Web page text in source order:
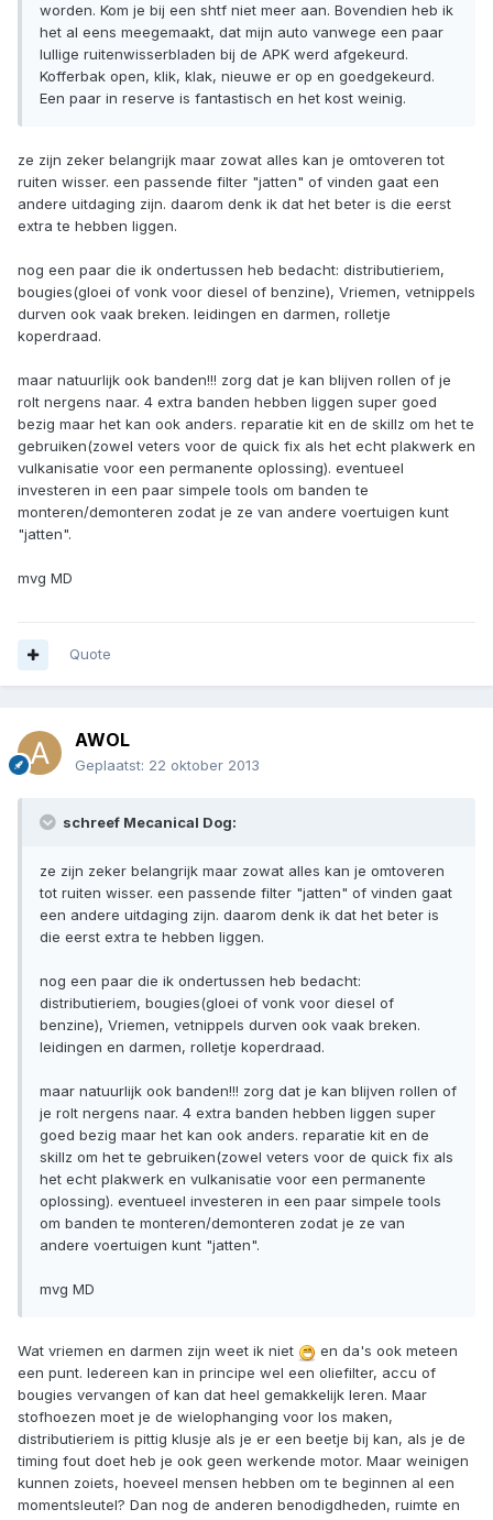
worden. Kom je bij een shtf niet meer aan. Bovendien heb ik
het al eens meegemaakt, dat mijn auto vanwege een paar
lullige ruitenwisserbladen bij de APK werd afgekeurd.
Kofferbak open, klik, klak, nieuwe er op en goedgekeurd.
Een paar in reserve is fantastisch en het kost weinig.
ze zijn zeker belangrijk maar zowat alles kan je omtoveren tot
ruiten wisser. een passende filter "jatten" of vinden gaat een
andere uitdaging zijn. daarom denk ik dat het beter is die eerst
extra te hebben liggen.
nog een paar die ik ondertussen heb bedacht: distributieriem,
bougies(gloei of vonk voor diesel of benzine), Vriemen, vetnippels
durven ook vaak breken. leidingen en darmen, rolletje
koperdraad.
maar natuurlijk ook banden!!! zorg dat je kan blijven rollen of je
rolt nergens naar. 4 extra banden hebben liggen super goed
bezig maar het kan ook anders. reparatie kit en de skillz om het te
gebruiken(zowel veters voor de quick fix als het echt plakwerk en
vulkanisatie voor een permanente oplossing). eventueel
investeren in een paar simpele tools om banden te
monteren/demonteren zodat je ze van andere voertuigen kunt
"jatten".
mvg MD
Quote
AWOL
Geplaatst: 22 oktober 2013
schreef Mecanical Dog:
ze zijn zeker belangrijk maar zowat alles kan je omtoveren
tot ruiten wisser. een passende filter "jatten" of vinden gaat
een andere uitdaging zijn. daarom denk ik dat het beter is
die eerst extra te hebben liggen.
nog een paar die ik ondertussen heb bedacht:
distributieriem, bougies(gloei of vonk voor diesel of
benzine), Vriemen, vetnippels durven ook vaak breken.
leidingen en darmen, rolletje koperdraad.
maar natuurlijk ook banden!!! zorg dat je kan blijven rollen of
je rolt nergens naar. 4 extra banden hebben liggen super
goed bezig maar het kan ook anders. reparatie kit en de
skillz om het te gebruiken(zowel veters voor de quick fix als
het echt plakwerk en vulkanisatie voor een permanente
oplossing). eventueel investeren in een paar simpele tools
om banden te monteren/demonteren zodat je ze van
andere voertuigen kunt "jatten".
mvg MD
Wat vriemen en darmen zijn weet ik niet
en da's ook meteen
een punt. Iedereen kan in principe wel een oliefilter, accu of
bougies vervangen of kan dat heel gemakkelijk leren. Maar
stofhoezen moet je de wielophanging voor los maken,
distributieriem is pittig klusje als je er een beetje bij kan, als je de
timing fout doet heb je ook geen werkende motor. Maar weinigen
kunnen zoiets, hoeveel mensen hebben om te beginnen al een
momentsleutel? Dan nog de anderen benodigdheden, ruimte en